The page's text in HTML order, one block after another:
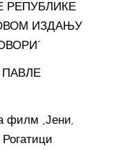
РЕПУБЛИКЕ
ИЗДАЊУ
филм „Јени,
Рогатици